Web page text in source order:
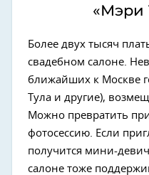
«Мэри
Более двух тысяч
свадебном салоне.
ближайших к Москве
Тула и другие),
Можно превратить
фотосессию. Если
получится мини-
салоне тоже